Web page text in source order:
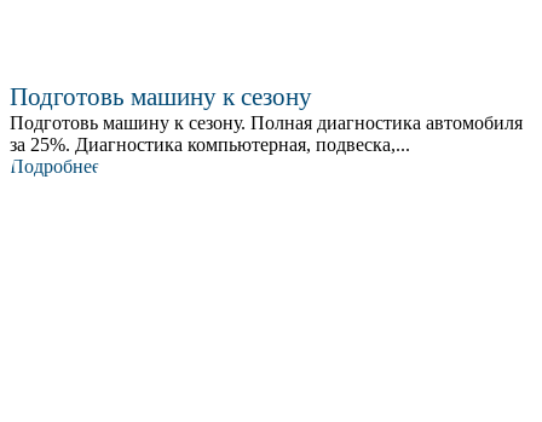
Подготовь машину к сезону
Подготовь машину к сезону. Полная диагностика автомобиля
за 25%. Диагностика компьютерная, подвеска,...
Подробнее